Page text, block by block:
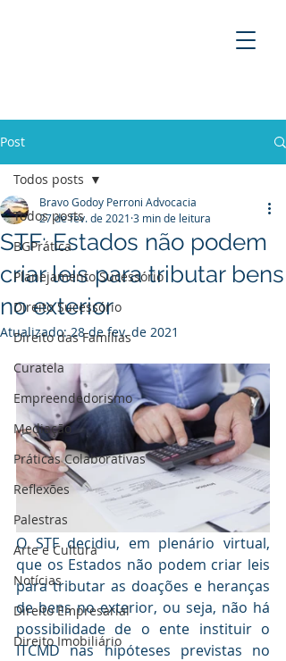
Post
Todos posts
BGPrática
Planejamento Sucessório
Direito Sucessório
Direito das Famílias
Curatela
Empreendedorismo
Mediaçāo
Práticas Colaborativas
Reflexões
Palestras
Arte e Cultura
Notícias
Direito Empresarial
Direito Imobiliário
Todos posts
STF: Estados não podem
criar leis para tributar bens
no exterior
Bravo Godoy Perroni Advocacia
27 de fev. de 2021 3 min de leitura
Atualizado:28 de fev. de 2021
O STF decidiu, em plenário virtual,
que os Estados não podem criar leis
para tributar as doações e heranças
de bens no exterior, ou seja, não há
possibilidade de o ente instituir o
ITCMD nas hipóteses previstas no